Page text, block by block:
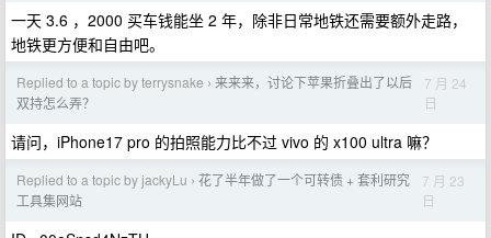
一天 3.6 ，2000 买车钱能坐 2 年，除非日常地铁还需要额外走路，
地铁更方便和自由吧。
Replied to a topic by terrysnake › 来来来，讨论下苹果折叠出了以后
双持怎么弄？
7 月 24
日
请问，iPhone17 pro 的拍照能力比不过 vivo 的 x100 ultra 嘛？
Replied to a topic by jackyLu › 花了半年做了一个可转债 + 套利研究
工具集网站
7 月 23
日